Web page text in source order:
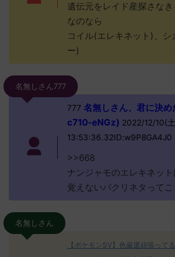
遺伝元をレイド産探さな
なのなら
コイル(エレキネット)、シ
ー)
名無しさん777
777 名無しさん、君に決
c710-eNGz) 2022/12/10(
13:53:36.32ID:w9P8GA4J0
>>668
ナンジャモのエレキネッ
覚えないパクリネタってこ
名無しさん
【ポケモンSV】色厳選頑張って